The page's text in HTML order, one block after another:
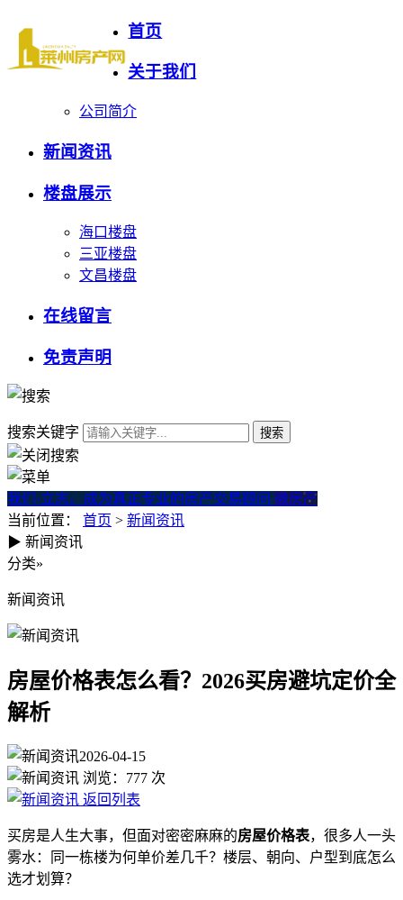
首页
关于我们
公司简介
新闻资讯
楼盘展示
海口楼盘
三亚楼盘
文昌楼盘
在线留言
免责声明
搜索关键字
我们·立志。成为真正专业的房产交易顾问 微房产
当前位置： 首页 > 新闻资讯
房屋价格表怎么看？2026买房
▶ 新闻资讯
分类»
新闻资讯
房屋价格表怎么看？2026买房避坑定价全
解析
2026-04-15
浏览： 777 次
返回列表
买房是人生大事，但面对密密麻麻的房屋价格表，很多人一头
雾水：同一栋楼为何单价差几千？楼层、朝向、户型到底怎么
选才划算？